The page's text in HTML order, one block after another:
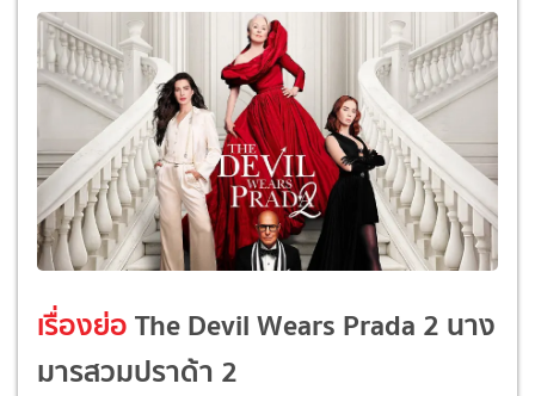
เรื่องย่อThe Devil Wears Prada 2 นาง
มารสวมปราด้า 2